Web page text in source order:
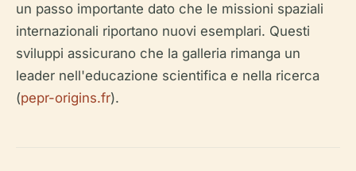
un passo importante dato che le missioni spaziali
internazionali riportano nuovi esemplari. Questi
sviluppi assicurano che la galleria rimanga un
leader nell'educazione scientifica e nella ricerca
(pepr-origins.fr).